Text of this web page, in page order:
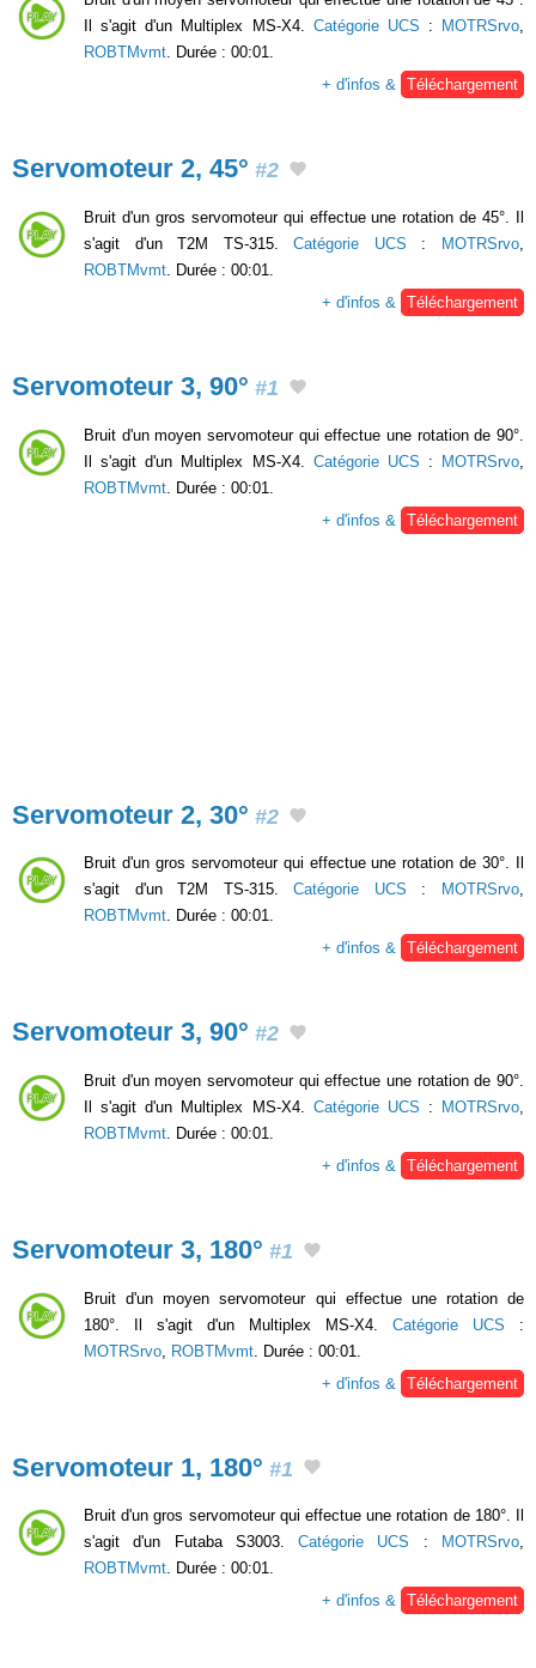
Il s'agit d'un Multiplex MS-X4. Catégorie UCS : MOTRSrvo,
ROBTMvmt. Durée : 00:01.
+ d'infos & Téléchargement
Servomoteur 2, 45° #2
Bruit d'un gros servomoteur qui effectue une rotation de 45°. Il
s'agit d'un T2M TS-315.Catégorie UCS : MOTRSrvo,
ROBTMvmt. Durée : 00:01.
+ d'infos & Téléchargement
Servomoteur 3, 90° #1
Bruit d'un moyen servomoteur qui effectue une rotation de 90°.
Il s'agit d'un Multiplex MS-X4. Catégorie UCS : MOTRSrvo
ROBTMvmt . Durée : 00:01.
+ d'infos &
Téléchargement
Servomoteur 2, 30° #2
Bruit d'un gros servomoteur qui effectue une rotation de 30°. Il
s'agit d'un T2M TS-315.Catégorie UCS : MOTRSrvo,
ROBTMvmt. Durée : 00:01.
+ d'infos & Téléchargement
Servomoteur 3, 90° #2
Bruit d'un moyen servomoteur qui effectue une rotation de 90°.
Il s'agit d'un Multiplex MS-X4. Catégorie UCS : MOTRSrvo,
ROBTMvmt. Durée : 00:01.
+ d'infos & Téléchargement
Servomoteur 3, 180° #1
Bruit d'un moyen servomoteur qui effectue une rotation de
180°. Il s'agit d'un Multiplex MS-X4. Catégorie UCS :
MOTRSrvo ROBTMvmt . Durée : 00:01.
+ d'infos &
Téléchargement
Servomoteur 1, 180° #1
Bruit d'un gros servomoteur qui effectue une rotation de 180°. Il
s'agit d'un Futaba S3003.Catégorie UCS : MOTRSrvo,
ROBTMvmt. Durée : 00:01.
+ d'infos & Téléchargement